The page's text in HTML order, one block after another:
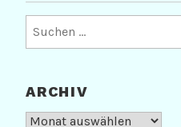
nach:
ARCHIV
Archiv